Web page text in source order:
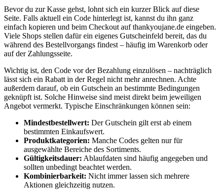
Bevor du zur Kasse gehst, lohnt sich ein kurzer Blick auf diese
Seite. Falls aktuell ein Code hinterlegt ist, kannst du ihn ganz
einfach kopieren und beim Checkout auf thankyoujane.de eingeben.
Viele Shops stellen dafür ein eigenes Gutscheinfeld bereit, das du
während des Bestellvorgangs findest – häufig im Warenkorb oder
auf der Zahlungsseite.
Wichtig ist, den Code vor der Bezahlung einzulösen – nachträglich
lässt sich ein Rabatt in der Regel nicht mehr anrechnen. Achte
außerdem darauf, ob ein Gutschein an bestimmte Bedingungen
geknüpft ist. Solche Hinweise sind meist direkt beim jeweiligen
Angebot vermerkt. Typische Einschränkungen können sein:
Mindestbestellwert: Der Gutschein gilt erst ab einem
bestimmten Einkaufswert.
Produktkategorien: Manche Codes gelten nur für
ausgewählte Bereiche des Sortiments.
Gültigkeitsdauer: Ablaufdaten sind häufig angegeben und
sollten unbedingt beachtet werden.
Kombinierbarkeit: Nicht immer lassen sich mehrere
Aktionen gleichzeitig nutzen.